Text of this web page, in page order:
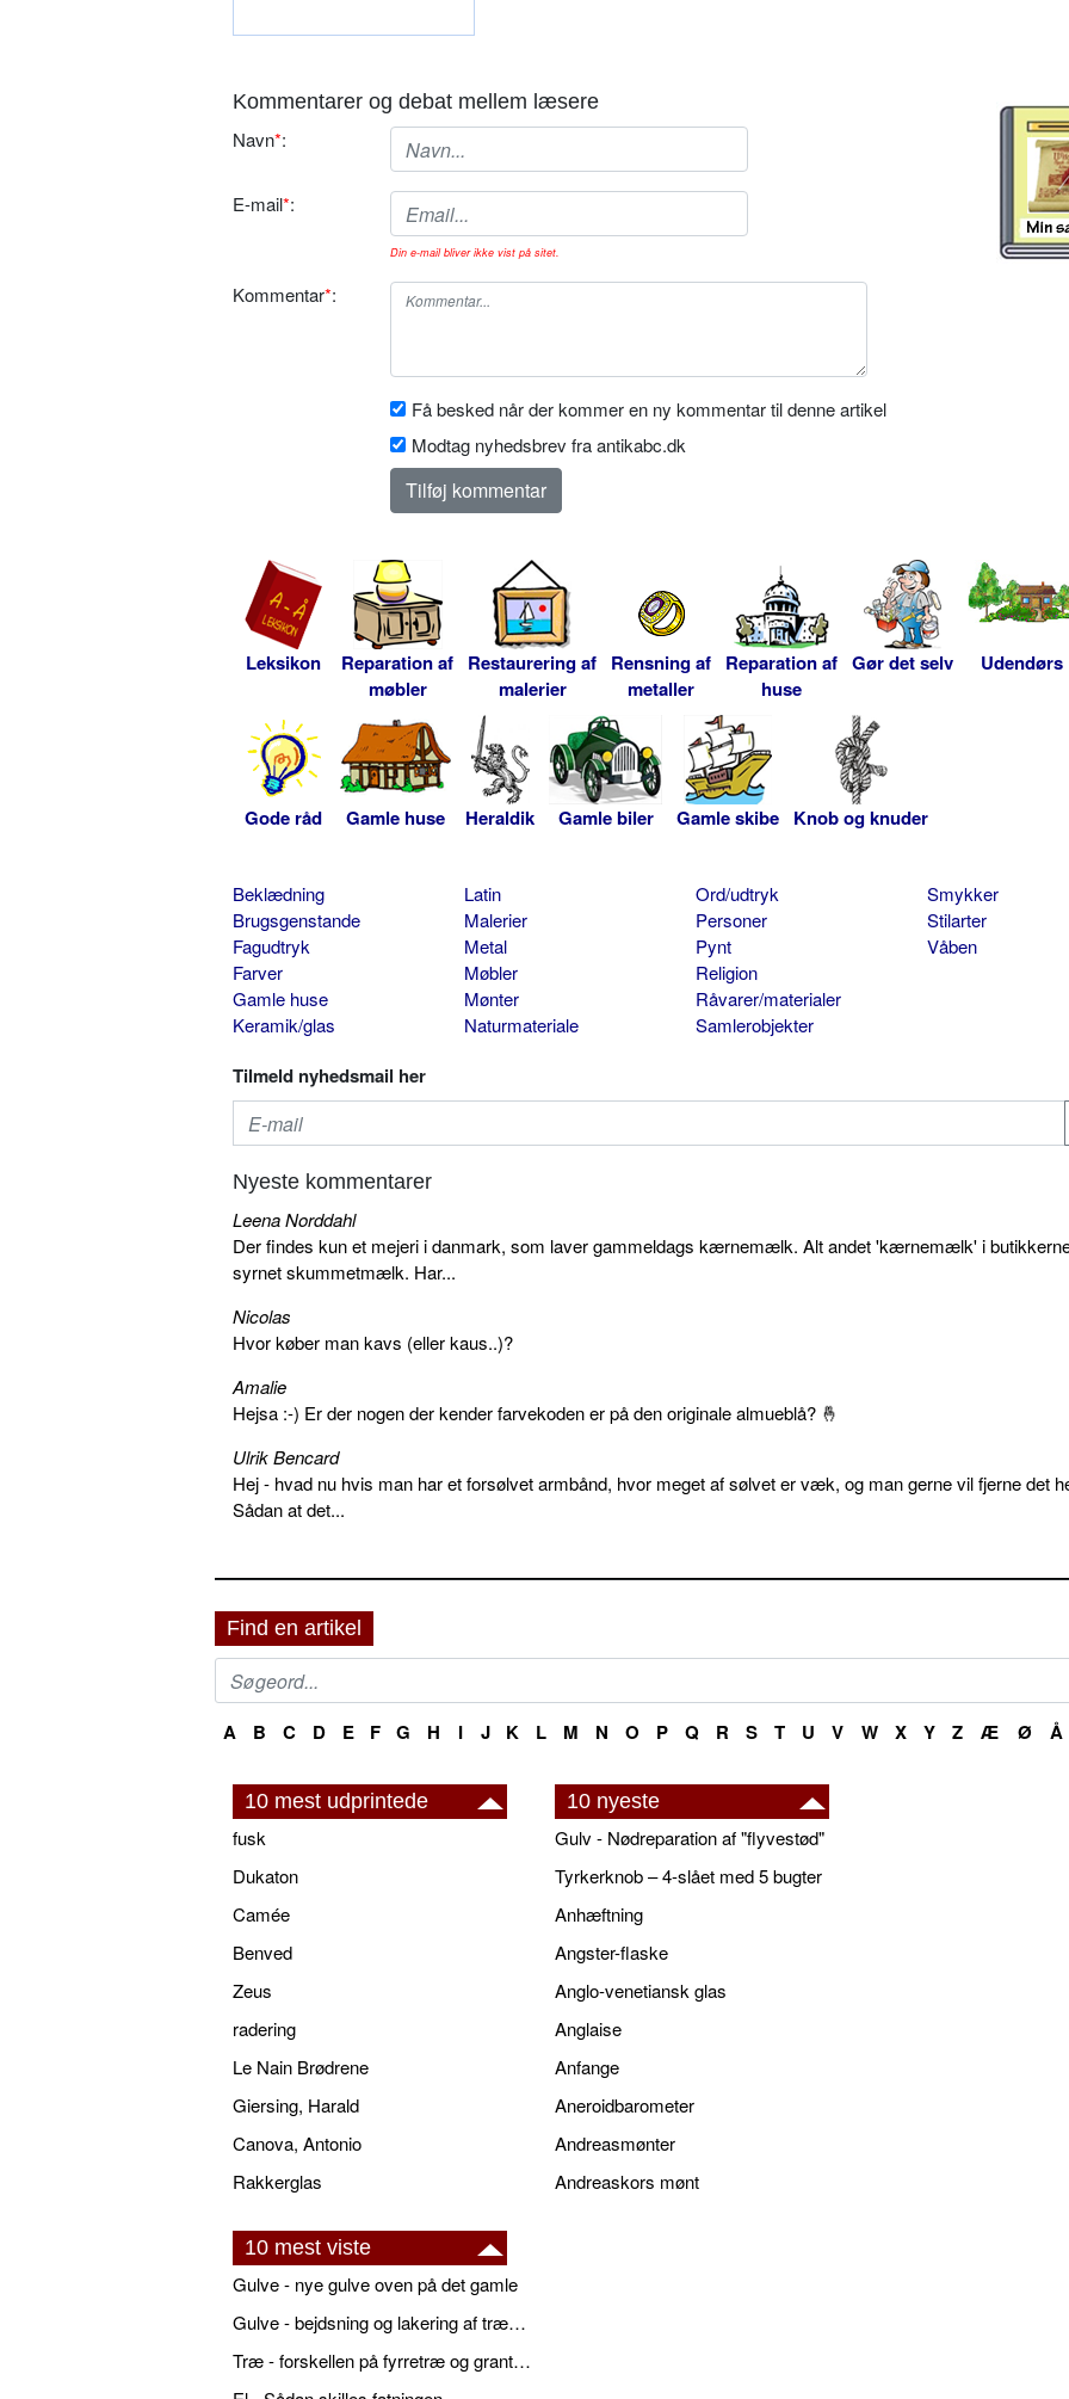
Kommentarer og debat mellem læsere
Navn*:
E-mail*:
Din e-mail bliver ikke vist på sitet.
Kommentar*:
Få besked når der kommer en ny kommentar til denne artikel
Modtag nyhedsbrev fra antikabc.dk
Leksikon
Reparation af
møbler
Restaurering af
malerier
Rensning af
metaller
Reparation af
huse
Gør det selv Udendørs
Gode råd Gamle huse Heraldik Gamle biler Gamle skibe Knob og knuder
Beklædning
Brugsgenstande
Fagudtryk
Farver
Gamle huse
Keramik/glas
Latin
Malerier
Metal
Møbler
Mønter
Naturmateriale
Ord/udtryk
Personer
Pynt
Religion
Råvarer/materialer
Samlerobjekter
Smykker
Stilarter
Våben
Tilmeld nyhedsmail her
Nyeste kommentarer
Leena Norddahl
Der findes kun et mejeri i danmark, som laver gammeldags kærnemælk. Alt andet 'kærnemælk' i
syrnet skummetmælk. Har...
Nicolas
Hvor køber man kavs (eller kaus..)?
Amalie
Hejsa :-) Er der nogen der kender farvekoden er på den originale almueblå? 🤞
Ulrik Bencard
Hej - hvad nu hvis man har et forsølvet armbånd, hvor meget af sølvet er væk, og man gerne vil fjerne det
Sådan at det...
Find en artikel
A B C D E F G H I J K L M N O P Q R S T U V W X Y Z Æ Ø Å
10 mest udprintede
fusk
Dukaton
Camée
Benved
Zeus
radering
Le Nain Brødrene
Giersing, Harald
Canova, Antonio
Rakkerglas
10 nyeste
Gulv - Nødreparation af "flyvestød"
Tyrkerknob – 4-slået med 5 bugter
Anhæftning
Angster-flaske
Anglo-venetiansk glas
Anglaise
Anfange
Aneroidbarometer
Andreasmønter
Andreaskors mønt
10 mest viste
Gulve - nye gulve oven på det gamle
Gulve - bejdsning og lakering af trægulve
Træ - forskellen på fyrretræ og grantræ